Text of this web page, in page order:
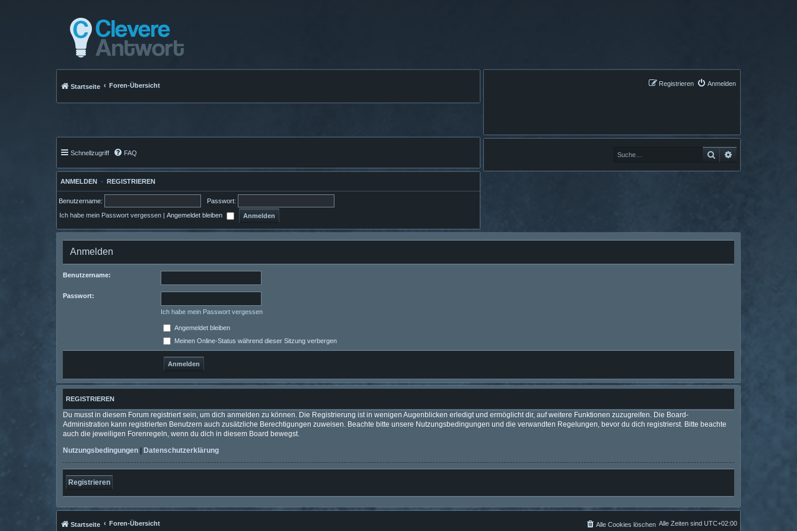
Anmelden
Registrieren
Suche
Startseite Foren-Übersicht
Schnellzugriff FAQ
ANMELDEN • REGISTRIEREN
Benutzername: Passwort:
Ich habe mein Passwort vergessen Angemeldet bleiben
Anmelden
Benutzername:
Passwort:
Ich habe mein Passwort vergessen
Angemeldet bleiben
Meinen Online-Status während dieser Sitzung verbergen
REGISTRIEREN
Du musst in diesem Forum registriert sein, um dich anmelden zu können. Die Registrierung ist in wenigen Augenblicken erledigt und ermöglicht dir, auf weitere Funktionen zuzugreifen. Die Board-
Administration kann registrierten Benutzern auch zusätzliche Berechtigungen zuweisen. Beachte bitte unsere Nutzungsbedingungen und die verwandten Regelungen, bevor du dich registrierst. Bitte beachte
auch die jeweiligen Forenregeln, wenn du dich in diesem Board bewegst.
Nutzungsbedingungen
Datenschutzerklärung
Registrieren
Startseite Foren-Übersicht Alle Zeiten sind UTC+02:00
Alle Cookies löschen